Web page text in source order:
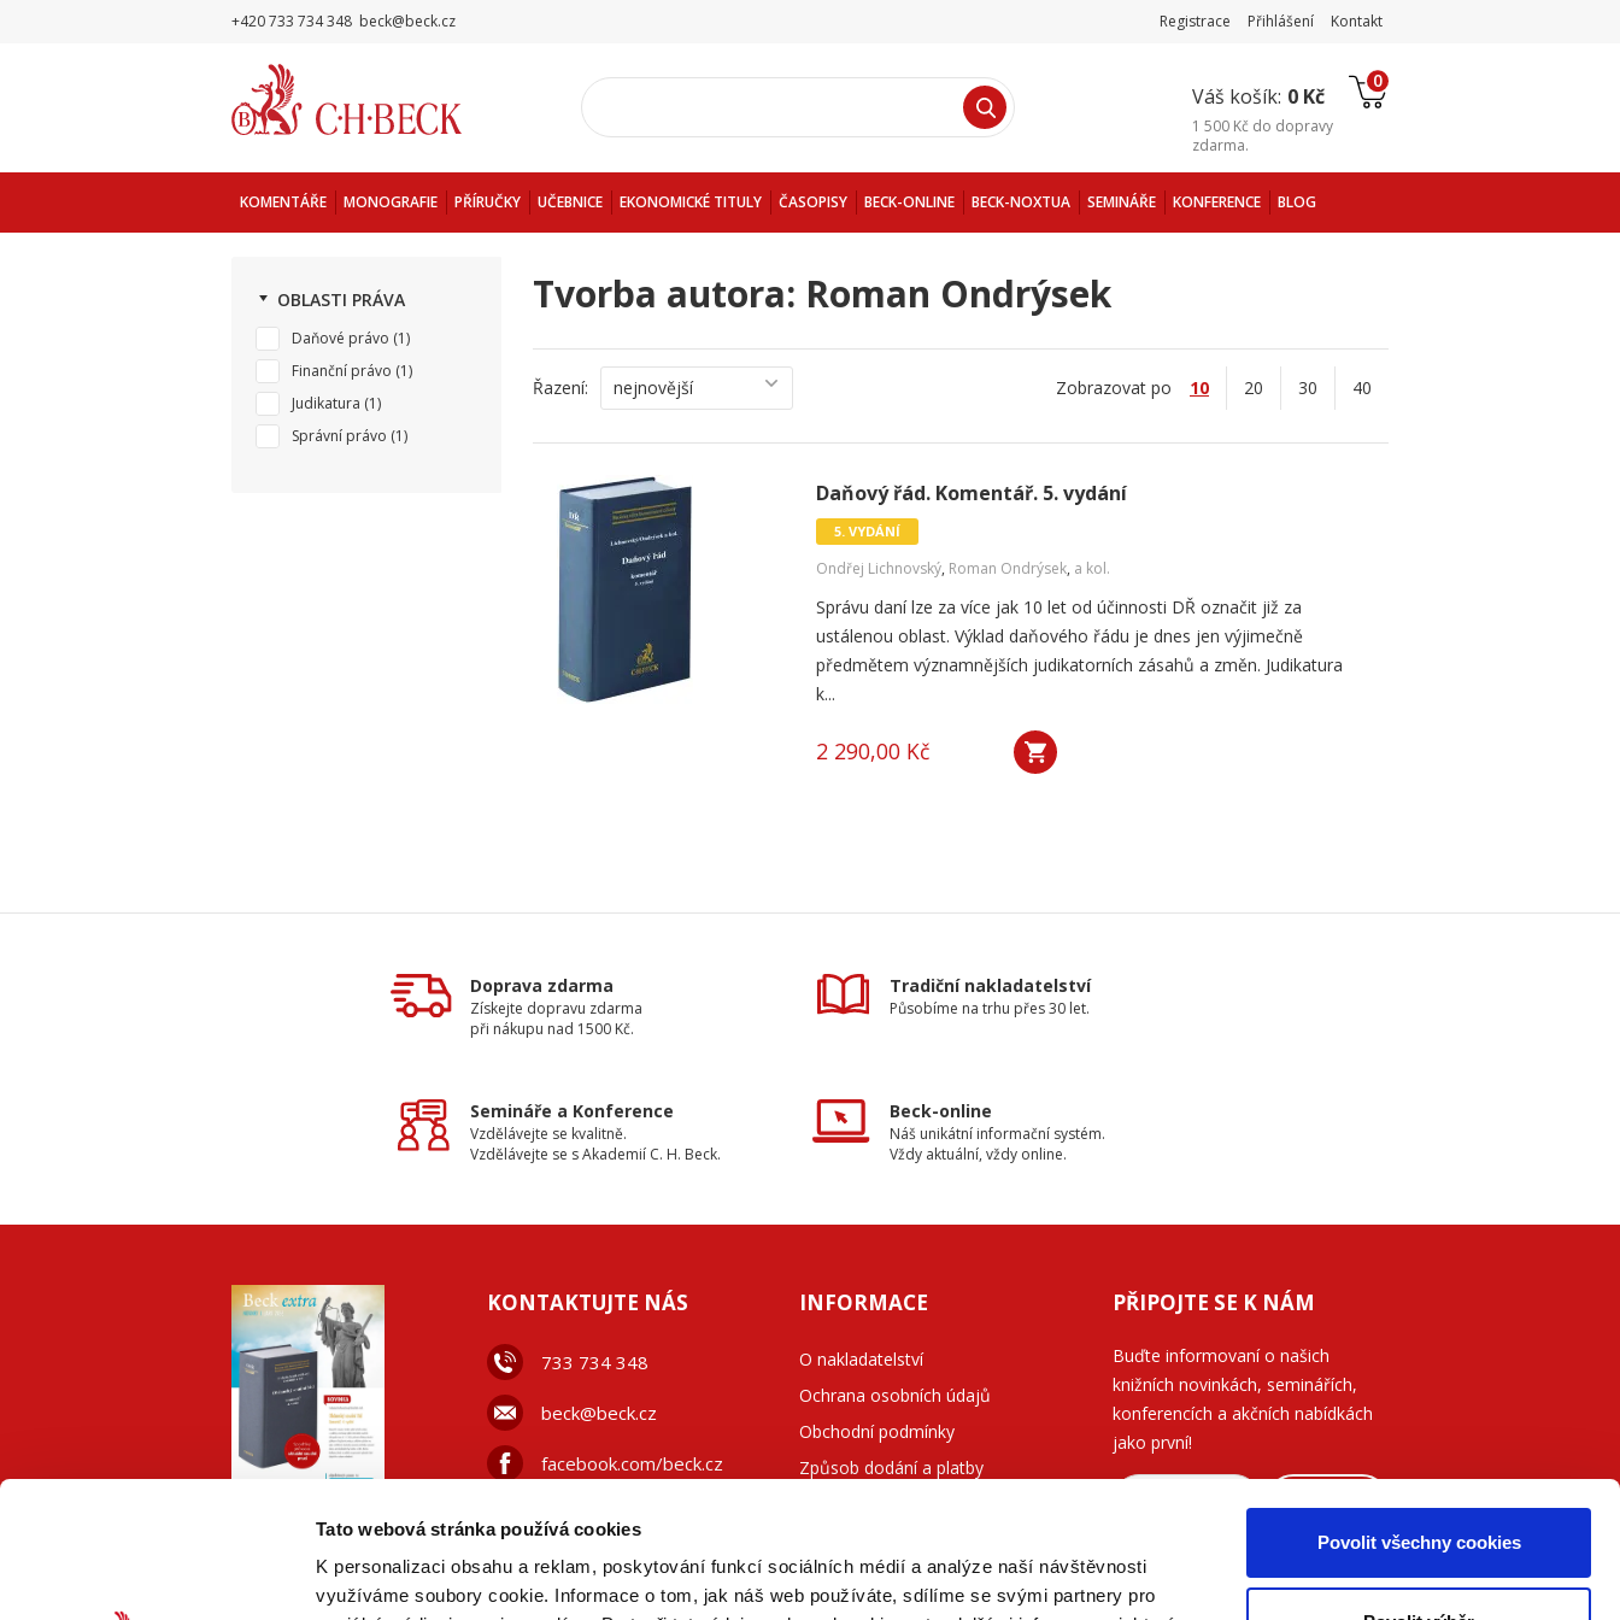
Tato webová stránka používá cookies
K personalizaci obsahu a reklam, poskytování funkcí sociálních médií a analýze naší návštěvnosti
využíváme soubory cookie. Informace o tom, jak náš web používáte, sdílíme se svými partnery pro
Povolit všechny cookies
+420 733 734 348 beck@beck.cz Registrace Přihlášení Kontakt
Váš košík: 0 Kč
0
1 500 Kč do dopravy
zdarma.
KOMENTÁŘE MONOGRAFIE PŘÍRUČKY UČEBNICE EKONOMICKÉ TITULY ČASOPISY BECK-ONLINE BECK-NOXTUA SEMINÁŘE KONFERENCE BLOG
OBLASTI PRÁVA
Daňové právo (1)
Finanční právo (1)
Judikatura (1)
Správní právo (1)
Tvorba autora: Roman Ondrýsek
Řazení: nejnovější Zobrazovat po 10 20 30 40
Daňový řád. Komentář. 5. vydání
5. VYDÁNÍ
Ondřej Lichnovský, Roman Ondrýsek, a kol.
Správu daní lze za více jak 10 let od účinnosti DŘ označit již za
ustálenou oblast. Výklad daňového řádu je dnes jen výjimečně
předmětem významnějších judikatorních zásahů a změn. Judikatura
k...
2 290,00 Kč
Doprava zdarma
Získejte dopravu zdarma
při nákupu nad 1500 Kč.
Tradiční nakladatelství
Působíme na trhu přes 30 let.
Semináře a Konference
Vzdělávejte se kvalitně.
Vzdělávejte se s Akademií C. H. Beck.
Beck-online
Náš unikátní informační systém.
Vždy aktuální, vždy online.
PDF
VERZE
KONTAKTUJTE NÁS
733 734 348
beck@beck.cz
facebook.com/beck.cz
INFORMACE
O nakladatelství
Ochrana osobních údajů
Obchodní podmínky
Způsob dodání a platby
PŘIPOJTE SE K NÁM
Buďte informovaní o našich
knižních novinkách, seminářích,
konferencích a akčních nabídkách
jako první!
Přečtěte si, jak naše nakladatelství
nakládá s Vašimi
osobními údaji.